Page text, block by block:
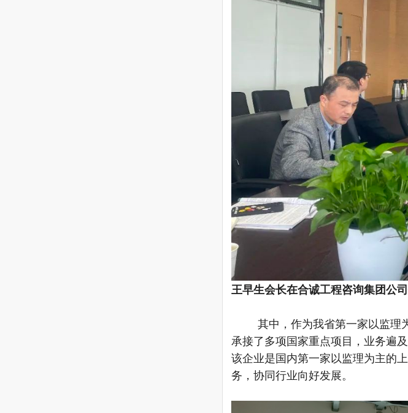
王早生会长在合诚工程咨询集团公
其中，作为我省第一家以监理
承接了多项国家重点项目，业务遍
该企业是国内第一家以监理为主的
务，协同行业向好发展。